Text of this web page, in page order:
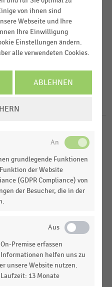
STATISTIK
Nichtbesetzung von Stellen
(2026)
STATISTIK
Nichtbesetzung von Stellen
(2026)
Bereich Cybersecurity im
EINZELHANDEL
von Stellen im
(2019-2023)
von ihnen sind
Webseite und Ihre
Ihre Einwilligung
Einstellungen ändern.
alle verwendeten Cookies.
ABLEHNEN
grundlegende Funktionen
der Website
(GDPR Compliance) von
der Besucher, die in der
Premise erfassen
helfen uns zu
unsere Website nutzen.
13 Monate